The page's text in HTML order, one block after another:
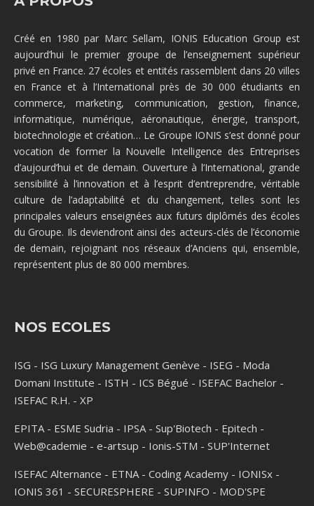
Créé en 1980 par Marc Sellam, IONIS Education Group est
aujourd’hui le premier groupe de l’enseignement supérieur
privé en France. 27 écoles et entités rassemblent dans 20 villes
en France et à l’International près de 30 000 étudiants en
commerce, marketing, communication, gestion, finance,
informatique, numérique, aéronautique, énergie, transport,
biotechnologie et création… Le Groupe IONIS s’est donné pour
vocation de former la Nouvelle Intelligence des Entreprises
d’aujourd’hui et de demain. Ouverture à l’International, grande
sensibilité à l’innovation et à l’esprit d’entreprendre, véritable
culture de l’adaptabilité et du changement, telles sont les
principales valeurs enseignées aux futurs diplômés des écoles
du Groupe. Ils deviendront ainsi des acteurs-clés de l’économie
de demain, rejoignant nos réseaux d’Anciens qui, ensemble,
représentent plus de 80 000 membres.
NOS ECOLES
ISG - ISG Luxury Management Genève - ISEG - Moda
Domani Institute - ISTH - ICS Bégué - ISEFAC Bachelor -
ISEFAC R.H. - XP
EPITA- ESME Sudria - IPSA- Sup'Biotech - Epitech -
Web@cademie - e-artsup - Ionis-STM - SUP'Internet
ISEFAC Alternance - ETNA- Coding Academy - IONISx -
IONIS 361 - SECURESPHERE - SUPINFO - MOD'SPE